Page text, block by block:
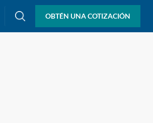
OBTÉN UNA COTIZACIÓN